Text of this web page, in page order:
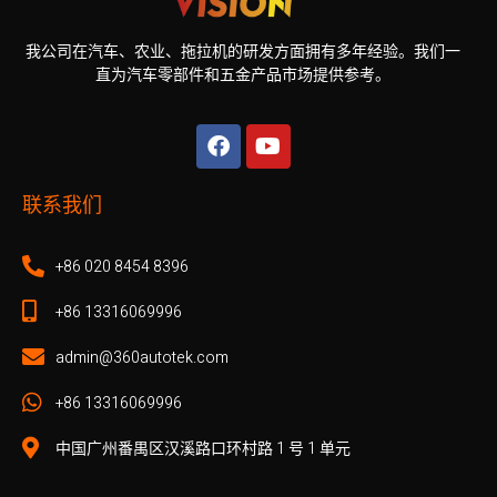
我公司在汽车、农业、拖拉机的研发方面拥有多年经验。我们一
直为汽车零部件和五金产品市场提供参考。
联系我们
+86 020 8454 8396
+86 13316069996
admin@360autotek.com
+86 13316069996
中国广州番禺区汉溪路口环村路 1 号 1 单元